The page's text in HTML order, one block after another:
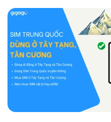
không gọi về cho con
dùng Google Maps, dễ bị
thế, việc giữ liên lạc với
chỉ là nhu cầu mà […]